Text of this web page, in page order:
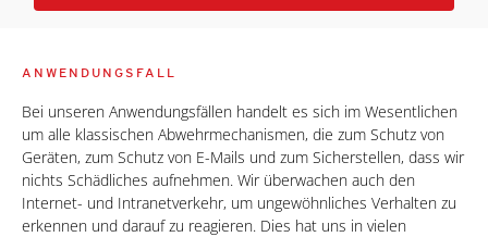
ANWENDUNGSFALL
Bei unseren Anwendungsfällen handelt es sich im Wesentlichen
um alle klassischen Abwehrmechanismen, die zum Schutz von
Geräten, zum Schutz von E-Mails und zum Sicherstellen, dass wir
nichts Schädliches aufnehmen. Wir überwachen auch den
Internet- und Intranetverkehr, um ungewöhnliches Verhalten zu
erkennen und darauf zu reagieren. Dies hat uns in vielen